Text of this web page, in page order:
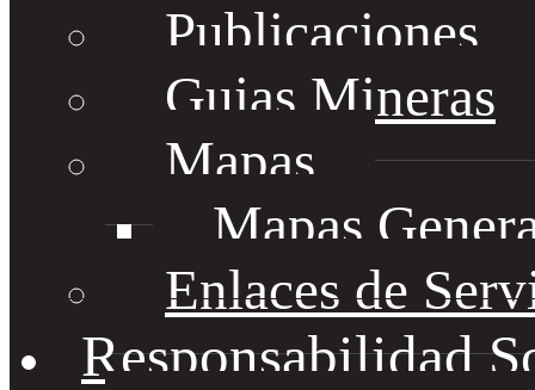
Publicaciones
Guias Mineras
Mapas
Mapas
Enlaces de
Responsabilidad